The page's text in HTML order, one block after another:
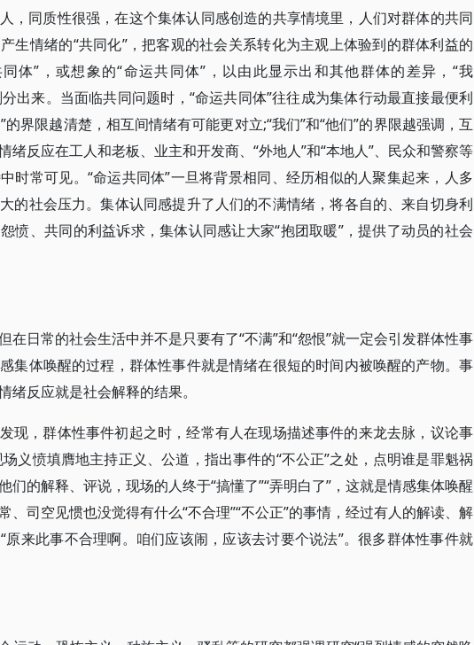
，同质性很强，在这个集体认同感创造的共享情境里，人们对群体的共同
生情绪的“共同化”，把客观的社会关系转化为主观上体验到的群体利益的
体”，或想象的“命运共同体”，以由此显示出和其他群体的差异，“我
出来。当面临共同问题时，“命运共同体”往往成为集体行动最直接最便利
的界限越清楚，相互间情绪有可能更对立;“我们”和“他们”的界限越强调，互
绪反应在工人和老板、业主和开发商、“外地人”和“本地人”、民众和警察等
时常可见。“命运共同体”一旦将背景相同、经历相似的人聚集起来，人多
的社会压力。集体认同感提升了人们的不满情绪，将各自的、来自切身利
愤、共同的利益诉求，集体认同感让大家“抱团取暖”，提供了动员的社会
在日常的社会生活中并不是只要有了“不满”和“怨恨”就一定会引发群体性事
集体唤醒的过程，群体性事件就是情绪在很短的时间内被唤醒的产物。事
绪反应就是社会解释的结果。
现，群体性事件初起之时，经常有人在现场描述事件的来龙去脉，议论事
义愤填膺地主持正义、公道，指出事件的“不公正”之处，点明谁是罪魁祸
们的解释、评说，现场的人终于“搞懂了”“弄明白了”，这就是情感集体唤醒
、司空见惯也没觉得有什么“不合理”“不公正”的事情，经过有人的解读、解
原来此事不合理啊。咱们应该闹，应该去讨要个说法”。很多群体性事件就